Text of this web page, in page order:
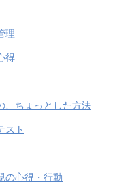
理
得
、ちょっとした方法
スト
の心得・行動